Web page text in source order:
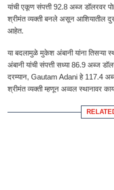
यांची एकूण संपत्ती 92.8 अब्ज डॉलरवर
श्रीमंत व्यक्ती बनले असून आशियातील
आहेत.
या बदलामुळे मुकेश अंबानी यांना तिसऱ्या
अंबानी यांची संपत्ती सध्या 86.9 अब्ज
दरम्यान, Gautam Adaniहे 117.4
श्रीमंत व्यक्ती म्हणून अव्वल स्थानावर